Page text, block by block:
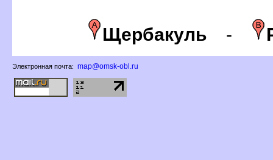
Щербакуль -
Электронная почта: map@omsk-obl.ru